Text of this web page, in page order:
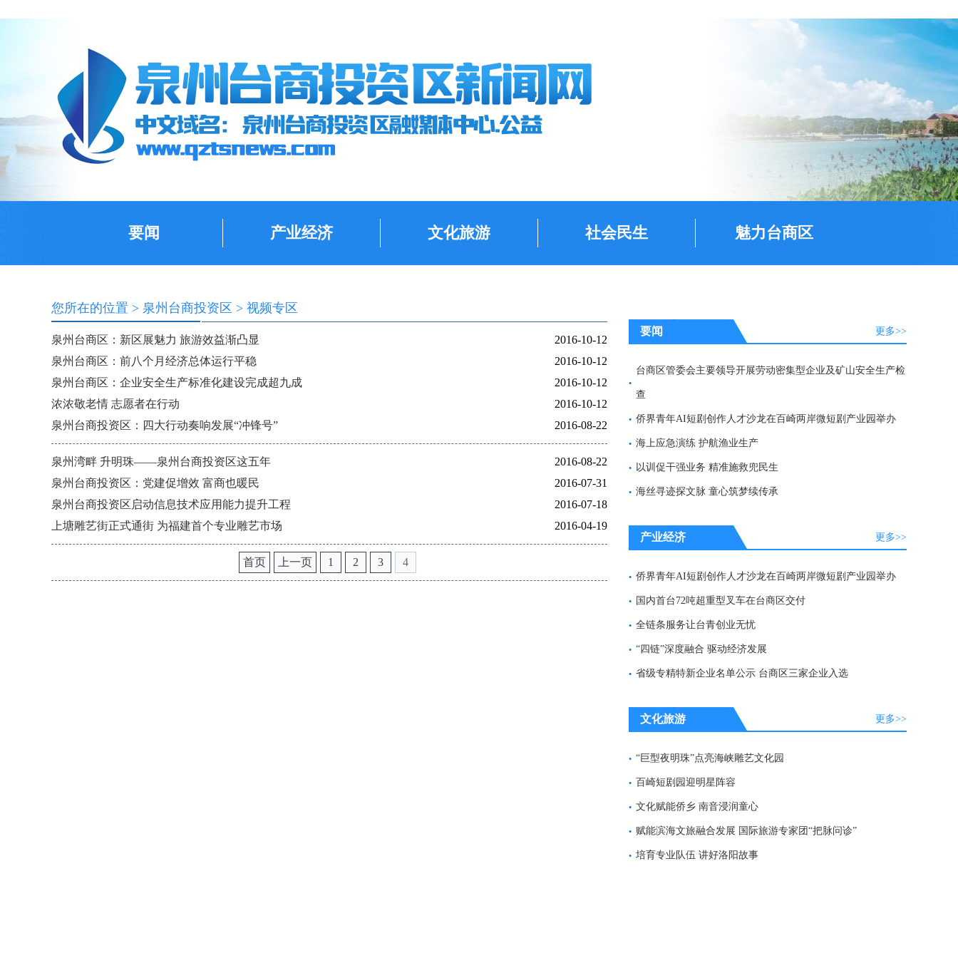
要闻 产业经济 文化旅游 社会民生 魅力台商区
您所在的位置 > 泉州台商投资区 > 视频专区
2016-10-12
泉州台商区：新区展魅力 旅游效益渐凸显
2016-10-12
泉州台商区：前八个月经济总体运行平稳
2016-10-12
泉州台商区：企业安全生产标准化建设完成超九成
2016-10-12
浓浓敬老情 志愿者在行动
2016-08-22
泉州台商投资区：四大行动奏响发展“冲锋号”
2016-08-22
泉州湾畔 升明珠——泉州台商投资区这五年
2016-07-31
泉州台商投资区：党建促增效 富商也暖民
2016-07-18
泉州台商投资区启动信息技术应用能力提升工程
2016-04-19
上塘雕艺街正式通街 为福建首个专业雕艺市场
首页 上一页 1 2 3 4
更多>>
要闻
台商区管委会主要领导开展劳动密集型企业及矿山安全生产检
查
侨界青年AI短剧创作人才沙龙在百崎两岸微短剧产业园举办
海上应急演练 护航渔业生产
以训促干强业务 精准施救兜民生
海丝寻迹探文脉 童心筑梦续传承
更多>>
产业经济
侨界青年AI短剧创作人才沙龙在百崎两岸微短剧产业园举办
国内首台72吨超重型叉车在台商区交付
全链条服务让台青创业无忧
“四链”深度融合 驱动经济发展
省级专精特新企业名单公示 台商区三家企业入选
更多>>
文化旅游
“巨型夜明珠”点亮海峡雕艺文化园
百崎短剧园迎明星阵容
文化赋能侨乡 南音浸润童心
赋能滨海文旅融合发展 国际旅游专家团“把脉问诊”
培育专业队伍 讲好洛阳故事